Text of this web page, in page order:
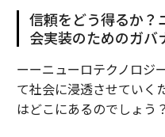
信頼をどう得るか？
会実装のためのガバ
ーーニューロテクノロジ
て社会に浸透させていく
はどこにあるのでしょう？